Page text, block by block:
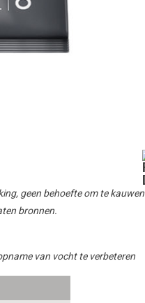
, geen behoefteom te kauwen
bronnen.
van vocht te verbeteren